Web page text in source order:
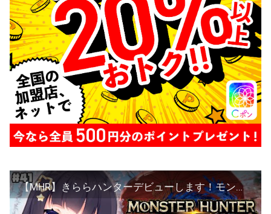
【MHR】きららハンターデビューします！モンハンライズをプレイ★【Vtuber】